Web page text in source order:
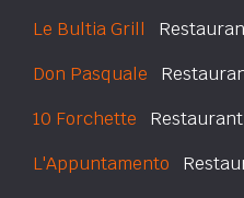
Le Bultia Grill
Don Pasquale
10 Forchette Restaurant
L'Appuntamento